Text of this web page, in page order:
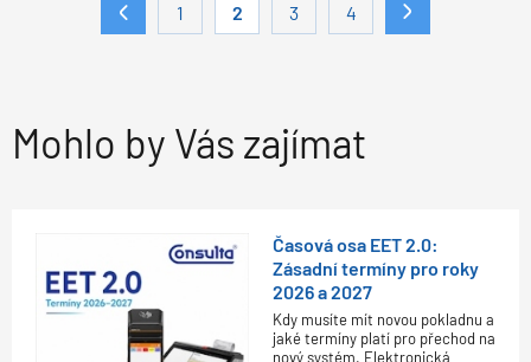
1 2 3 4
Mohlo by Vás zajímat
Časová osa EET 2.0:
Zásadní termíny pro roky
2026 a 2027
Kdy musíte mít novou pokladnu a
jaké termíny platí pro přechod na
nový systém. Elektronická